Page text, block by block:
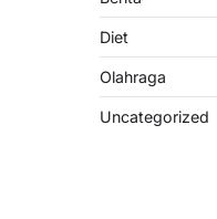
Diet
Olahraga
Uncategorized